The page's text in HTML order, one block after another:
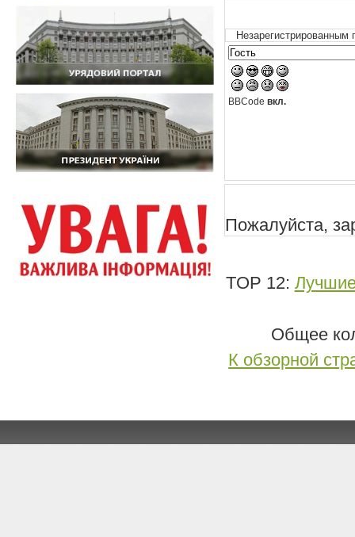
Незарегистрированным
BBCodeвкл.
Пожалуйста,
TOP 12:
Общее
К обзорной